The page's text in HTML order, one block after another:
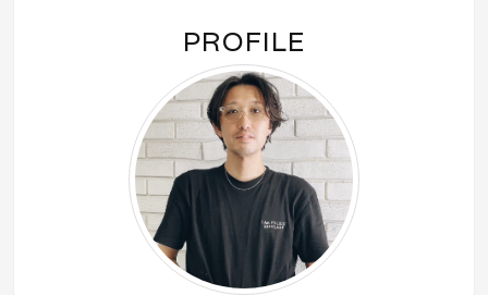
PROFILE